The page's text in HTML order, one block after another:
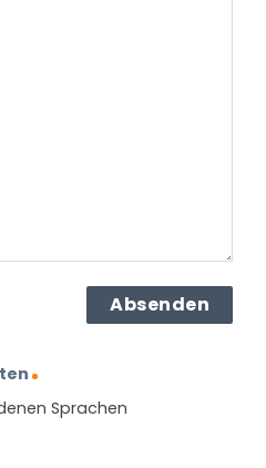
Sprachen